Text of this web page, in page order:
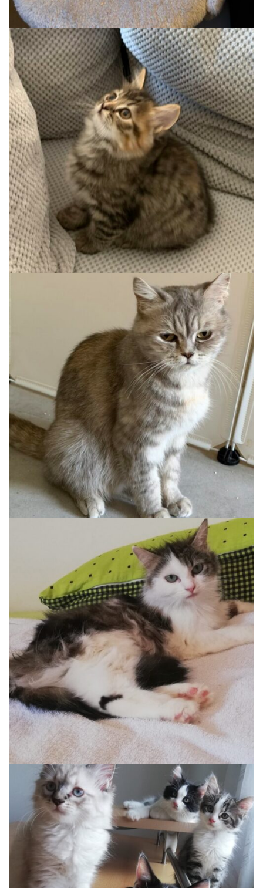
KALA
Auslauf, Wohnung
KIRA
Auslauf
CLEO
Auslauf, Wohnung